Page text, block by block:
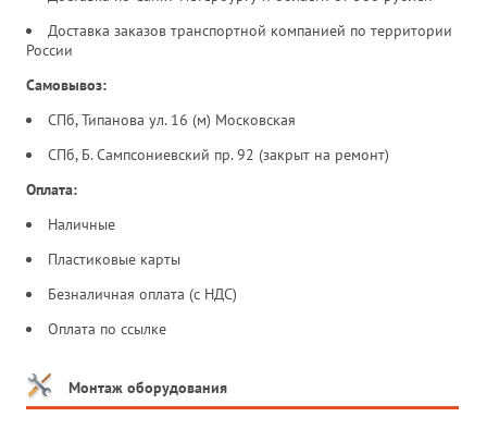
Доставка заказов транспортной компанией по территории
России
Самовывоз:
СПб, Типанова ул. 16 (м) Московская
СПб, Б. Сампсониевский пр. 92 (закрыт на ремонт)
Оплата:
Наличные
Пластиковые карты
Безналичная оплата (с НДС)
Оплата по ссылке
Монтаж оборудования